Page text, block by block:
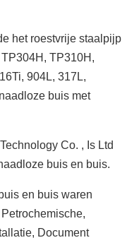
het roestvrije staalpijp
TP310H,
904L, 317L,
buis met
Co. , Is Ltd
buis en buis.
en buis waren
Document